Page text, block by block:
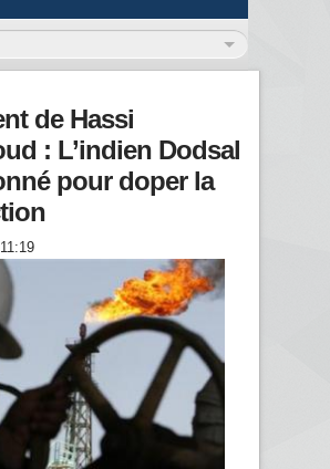
de Hassi
: L’indien Dodsal
pour doper la